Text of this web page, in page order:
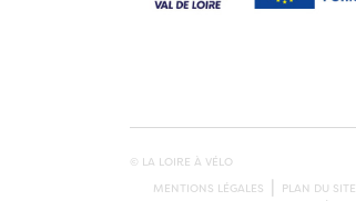
© LA LOIRE À VÉLO
MENTIONS LÉGALES
PLAN DU SITE